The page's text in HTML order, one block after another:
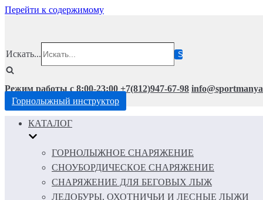
Перейти к содержимому
Искать...
Режим работы с 8:00-23:00 +7(812)947-67-98
Горнолыжный инструктор
КАТАЛОГ
ГОРНОЛЫЖНОЕ СНАРЯЖЕНИЕ
СНОУБОРДИЧЕСКОЕ СНАРЯЖЕНИЕ
СНАРЯЖЕНИЕ ДЛЯ БЕГОВЫХ ЛЫЖ
ЛЕДОБУРЫ, ОХОТНИЧЬИ И ЛЕСНЫЕ ЛЫЖИ